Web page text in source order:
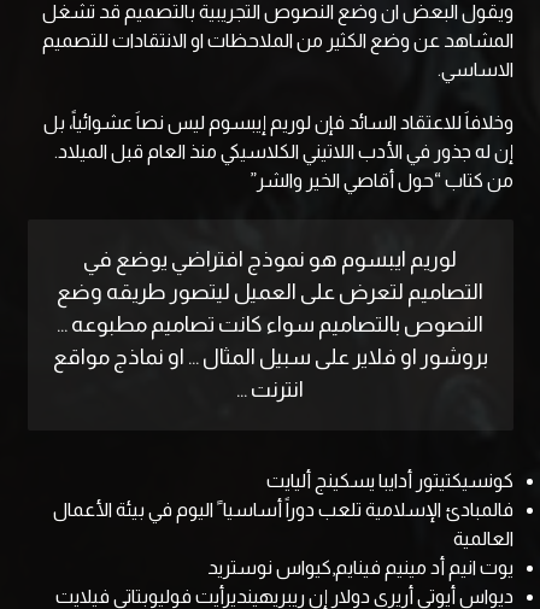
ويقول البعض ان وضع النصوص التجريبية بالتصميم قد تشغل
المشاهد عن وضع الكثير من الملاحظات او الانتقادات للتصميم
الاساسي.
وخلافاَ للاعتقاد السائد فإن لوريم إيبسوم ليس نصاَ عشوائياً، بل
إن له جذور في الأدب اللاتيني الكلاسيكي منذ العام قبل الميلاد.
من كتاب “حول أقاصي الخير والشر”
لوريم ايبسوم هو نموذج افتراضي يوضع في
التصاميم لتعرض على العميل ليتصور طريقه وضع
النصوص بالتصاميم سواء كانت تصاميم مطبوعه …
بروشور او فلاير على سبيل المثال … او نماذج مواقع
انترنت …
كونسيكتيتور أدايبا يسكينج أليايت
فالمبادئ الإسلامية تلعب دوراً أساسيا ً اليوم في بيئة الأعمال
العالمية
يوت انيم أد مينيم فينايم,كيواس نوستريد
ديواس أيوتي أريري دولار إن ريبريهينديرأيت فوليوبتاتي فيلايت